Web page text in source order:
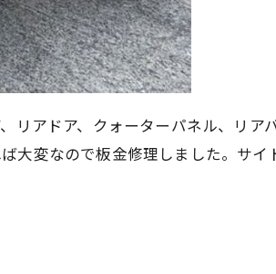
ドア、クォーターパネル、リア
大変なので板金修理しました。サ